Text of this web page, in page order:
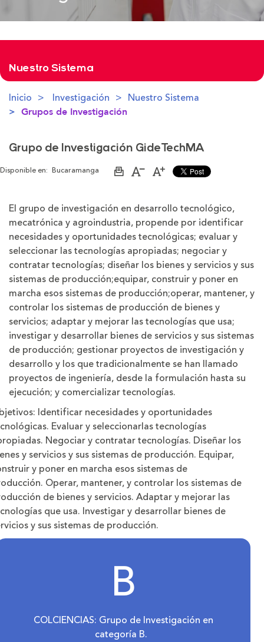
Nuestro Sistema
Inicio Investigación Nuestro Sistema
Grupos de Investigación
Grupo de Investigación GideTechMA
Disponible en: Bucaramanga
ImprimirAumentar
la
Disminuir
la
letra
El grupo de investigación en desarrollo tecnológico,
mecatrónica y agroindustria, propende por identificar
necesidades y oportunidades tecnológicas; evaluar y
seleccionar las tecnologías apropiadas; negociar y
contratar tecnologías; diseñar los bienes y servicios y sus
sistemas de producción;equipar, construir y poner en
marcha esos sistemas de producción;operar, mantener, y
controlar los sistemas de producción de bienes y
servicios; adaptar y mejorar las tecnologías que usa;
investigar y desarrollar bienes de servicios y sus sistemas
de producción; gestionar proyectos de investigación y
desarrollo y los que tradicionalmente se han llamado
proyectos de ingeniería, desde la formulación hasta su
ejecución; y comercializar tecnologías.
Identificar necesidades y oportunidades
Evaluar y seleccionarlas tecnologías
Negociar y contratar tecnologías. Diseñar los
y servicios y sus sistemas de producción. Equipar,
y poner en marcha esos sistemas de
Operar, mantener, y controlar los sistemas de
de bienes y servicios. Adaptar y mejorar las
que usa. Investigar y desarrollar bienes de
y sus sistemas de producción.
B
COLCIENCIAS: Grupo de Investigación en
categoría B.